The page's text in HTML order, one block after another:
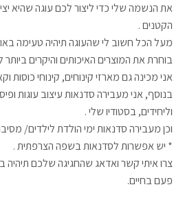
את הנשמה שלי כדי ליצור לכם עוגה שהיא
הקטנים .
מעל הכל חשוב לי שהעוגה תיהיה טעימה
בוחרת את המוצרים האיכותים והיקרים
אני מכינה גם מארזי קינוחים, קינוחי כוסות
בנוסף, אני מעבירה סדנאות עיצוב עוגות
וליחידים, בסטודיו שלי .
וכן מעבירה סדנאות ימי הולדת לילדים/
* יש אפשרות לסדנאות בשפה הצרפתית .
צרו איתי קשר ואדאג שהחגיגה שלכם תיהיה
פעם בחיים.